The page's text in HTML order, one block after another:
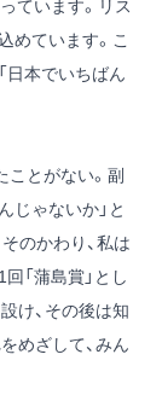
ています。リス
めています。こ
日本でいちばん
ことがない。副
じゃないか」と
のかわり、私は
「蒲島賞」とし
け、その後は知
めざして、みん